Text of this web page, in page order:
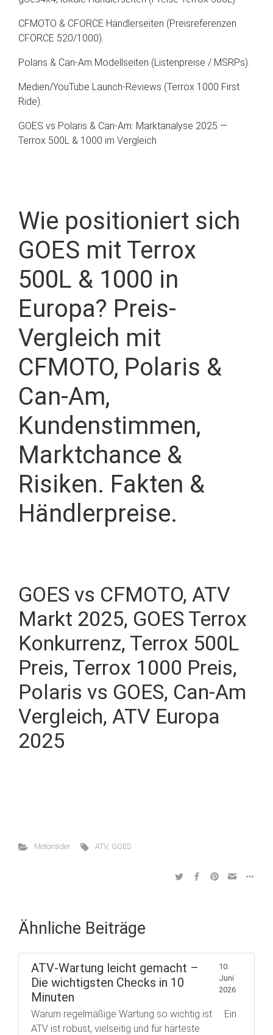
CFMOTO & CFORCE Händlerseiten (Preisreferenzen
CFORCE 520/1000).
Polaris & Can-Am Modellseiten (Listenpreise / MSRPs).
Medien/YouTube Launch-Reviews (Terrox 1000 First
Ride).
GOES vs Polaris & Can-Am: Marktanalyse 2025 —
Terrox 500L & 1000 im Vergleich
Wie positioniert sich
GOES mit Terrox
500L & 1000 in
Europa? Preis-
Vergleich mit
CFMOTO, Polaris &
Can-Am,
Kundenstimmen,
Marktchance &
Risiken. Fakten &
Händlerpreise.
GOES vs CFMOTO, ATV
Markt 2025, GOES Terrox
Konkurrenz, Terrox 500L
Preis, Terrox 1000 Preis,
Polaris vs GOES, Can-Am
Vergleich, ATV Europa
2025
Motorräder ATV, GOES
Ähnliche Beiträge
ATV-Wartung leicht gemacht –
Die wichtigsten Checks in 10
Minuten
10.
Juni
2026
Warum regelmäßige Wartung so wichtig ist Ein
ATV ist robust, vielseitig und für härteste